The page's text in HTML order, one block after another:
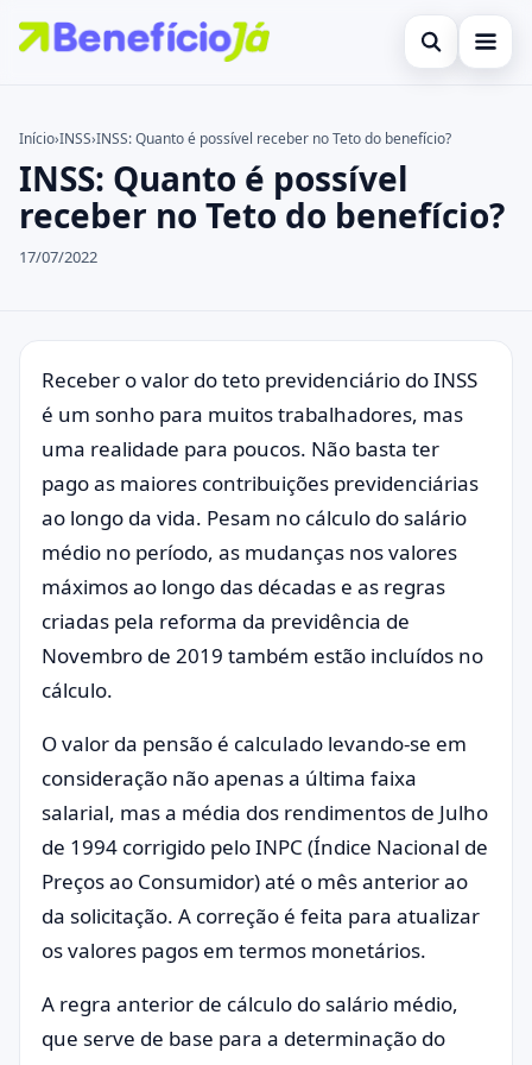
Abrir busca
Cartões de Crédito
Benefícios
Buscar no site
Buscar por:
Pressione Enter para buscar ou ESC para fechar.
Início›INSS›INSS: Quanto é possível receber no Teto do benefício?
INSS: Quanto é possível
receber no Teto do benefício?
17/07/2022
Receber o valor do teto previdenciário do INSS
é um sonho para muitos trabalhadores, mas
uma realidade para poucos. Não basta ter
pago as maiores contribuições previdenciárias
ao longo da vida. Pesam no cálculo do salário
médio no período, as mudanças nos valores
máximos ao longo das décadas e as regras
criadas pela reforma da previdência de
Novembro de 2019 também estão incluídos no
cálculo.
O valor da pensão é calculado levando-se em
consideração não apenas a última faixa
salarial, mas a média dos rendimentos de Julho
de 1994 corrigido pelo INPC (Índice Nacional de
Preços ao Consumidor) até o mês anterior ao
da solicitação. A correção é feita para atualizar
os valores pagos em termos monetários.
A regra anterior de cálculo do salário médio,
que serve de base para a determinação do